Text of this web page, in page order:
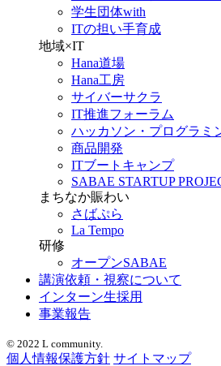
学生団体with
ITの担い手育成
地域×IT
Hana道場
Hana工房
サイバーサクラ
IT推進フォーラム
ハッカソン・プログラミ
商品開発
ITブートキャンプ
SABAE STARTUP
まちなか賑わい
さばぷら
La Tempo
研修
オープンSABAE
講演依頼・視察について
インターン生採用
事業報告
© 2022 L community.
個人情報保護方針 サイトマップ